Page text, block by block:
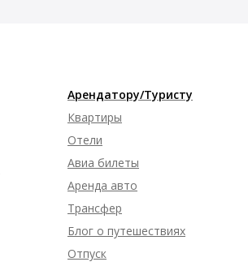
Арендатору/Туристу
Квартиры
Отели
Авиа билеты
Аренда авто
Трансфер
Блог о путешествиях
Отпуск